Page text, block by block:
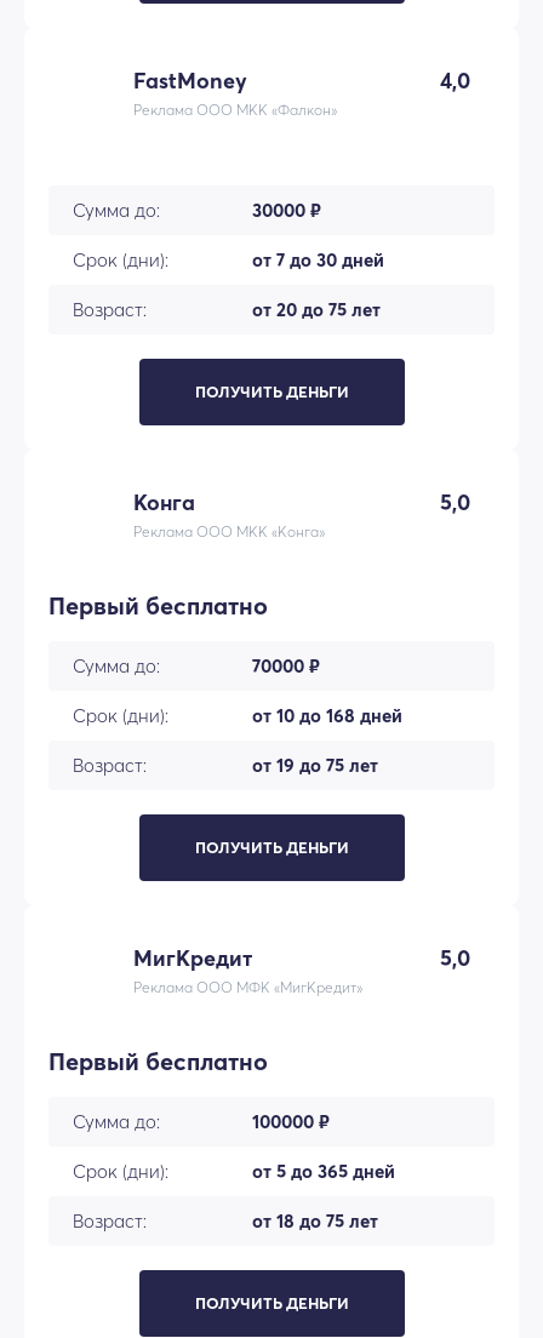
FastMoney 4,0
Реклама ООО МКК «Фалкон»
Сумма до: 30000 ₽
Срок (дни): от 7 до 30 дней
Возраст: от 20 до 75 лет
ПОЛУЧИТЬ ДЕНЬГИ
Конга 5,0
Реклама ООО МКК «Конга»
Первый бесплатно
Сумма до: 70000 ₽
Срок (дни): от 10 до 168 дней
Возраст: от 19 до 75 лет
ПОЛУЧИТЬ ДЕНЬГИ
МигКредит 5,0
Реклама ООО МФК «МигКредит»
Первый бесплатно
Сумма до: 100000 ₽
Срок (дни): от 5 до 365 дней
Возраст: от 18 до 75 лет
ПОЛУЧИТЬ ДЕНЬГИ